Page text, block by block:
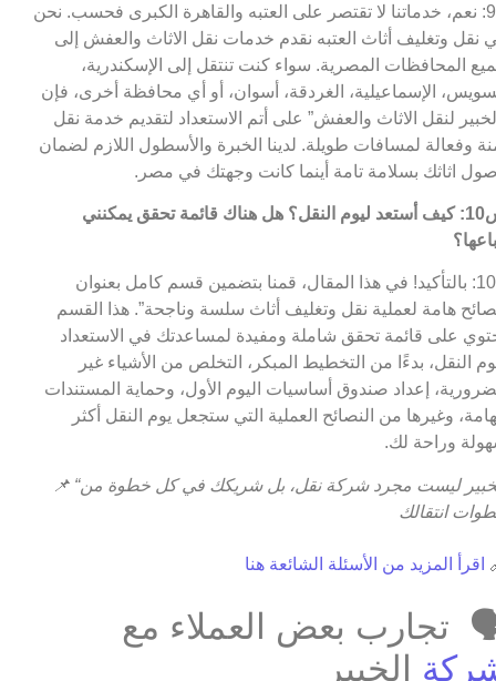
ج9: نعم، خدماتنا لا تقتصر على العتبه والقاهرة الكبرى فحسب. نحن
نقل وتغليف أثاث العتبه نقدم خدمات نقل الاثاث والعفش إلى
المحافظات المصرية. سواء كنت تنتقل إلى الإسكندرية،
الإسماعيلية، الغردقة، أسوان، أو أي محافظة أخرى، فإن
لنقل الاثاث والعفش” على أتم الاستعداد لتقديم خدمة نقل
وفعالة لمسافات طويلة. لدينا الخبرة والأسطول اللازم لضمان
اثاثك بسلامة تامة أينما كانت وجهتك في مصر.
س10: كيف أستعد ليوم النقل؟ هل هناك قائمة تحقق يمكنني
ج10: بالتأكيد! في هذا المقال، قمنا بتضمين قسم كامل بعنوان
هامة لعملية نقل وتغليف أثاث سلسة وناجحة”. هذا القسم
على قائمة تحقق شاملة ومفيدة لمساعدتك في الاستعداد
النقل، بدءًا من التخطيط المبكر، التخلص من الأشياء غير
إعداد صندوق أساسيات اليوم الأول، وحماية المستندات
وغيرها من النصائح العملية التي ستجعل يوم النقل أكثر
وراحة لك.
📌 “الخبير ليست مجرد شركة نقل، بل شريكك في كل خطوة من
انتقالك
اقرأ المزيد من الأسئلة الشائعة هنا
تجارب بعض العملاء مع
الخبير